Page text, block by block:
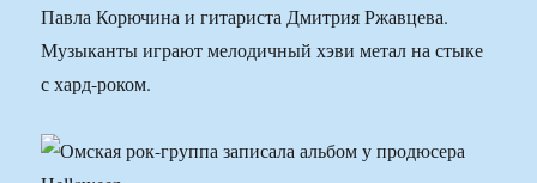
Павла Корючина и гитариста Дмитрия Ржавцева.
Музыканты играют мелодичный хэви метал на стыке
с хард-роком.